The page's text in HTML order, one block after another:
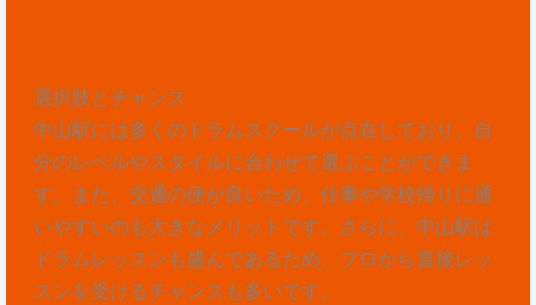
選択肢とチャンス
中山駅には多くのドラムスクールが点在しており、自
分のレベルやスタイルに合わせて選ぶことができま
す。また、交通の便が良いため、仕事や学校帰りに通
いやすいのも大きなメリットです。さらに、中山駅は
ドラムレッスンも盛んであるため、プロから直接レッ
スンを受けるチャンスも多いです。